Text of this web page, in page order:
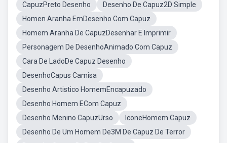
CapuzPreto Desenho
Desenho De Capuz2D Simple
Homen Aranha EmDesenho Com Capuz
Homem Aranha De CapuzDesenhar E Imprimir
Personagem De DesenhoAnimado Com Capuz
Cara De LadoDe Capuz Desenho
DesenhoCapus Camisa
Desenho Artistico HomemEncapuzado
Desenho Homem ECom Capuz
Desenho Menino CapuzUrso
IconeHomem Capuz
Desenho De Um Homem De3M De Capuz De Terror